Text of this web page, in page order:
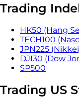
Trading
HK50 (Hang
TECH100
JPN225
DJI30 (Dow
SP500
Trading US